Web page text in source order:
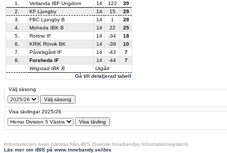
Gå till detaljerad tabell
1. Vetlanda IBF Ungdom 14 122
39
2.
KF Ljungby 14 15
29
3.
FBC Ljungby B 14 1
28
4.
Moheda IBK B 14 22
25
5.
Rottne IF 14 -34
18
6.
KRIK Rörvik BK 14 -39
10
7.
Påvelsgård IF 14 -43
7
8.
Forsheda IF 14 -44
7
Wrigstad IBK B
Utgått
Välj säsong
Visa tävlingar 2025/26
Informationen ovan hämtas från iBIS (Svensk Innebandys Informationssystem)
Läs mer om iBIS på www.innebandy.se/ibis